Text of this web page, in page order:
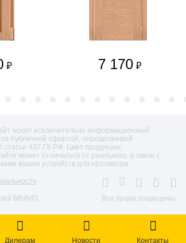
₽ 7 170 ₽
носит исключительно информационный
публичной офертой, определяемой
статьи 437 ГК РФ. Цвет продукции,
может отличаться от реального, в связи с
ваших устройств для просмотра.
BRAVO Все права защищены.
Дилерам Новости Контакты